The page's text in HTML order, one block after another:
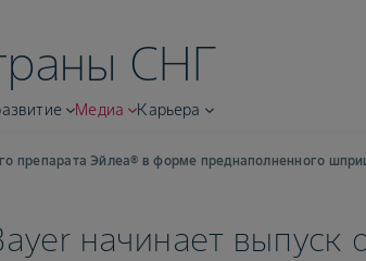
СНГ
Медиа Карьера
препарата Эйлеа® в форме преднаполненного
начинает выпуск